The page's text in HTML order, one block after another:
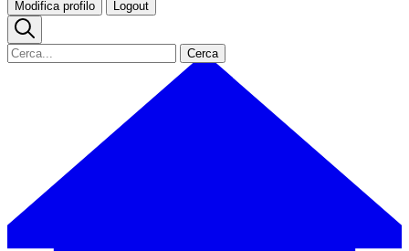
Modifica profilo Logout
Cerca